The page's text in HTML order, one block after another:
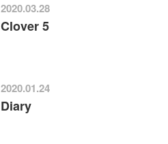
2020.03.28
Clover 5
2020.01.24
Diary